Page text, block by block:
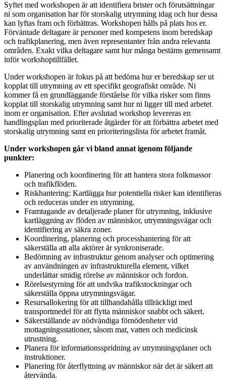
Syftet med workshopen är att identifiera brister och förutsättningar
ni som organisation har för storskalig utrymning idag och hur dessa
kan lyftas fram och förbättras. Workshopen hålls på plats hos er.
Förväntade deltagare är personer med kompetens inom beredskap
och trafikplanering, men även representanter från andra relevanta
områden. Exakt vilka deltagare samt hur många bestäms gemensamt
inför workshoptillfället.
Under workshopen är fokus på att bedöma hur er beredskap ser ut
kopplat till utrymning av ett specifikt geografiskt område. Ni
kommer få en grundläggande förståelse för vilka risker som finns
kopplat till storskalig utrymning samt hur ni ligger till med arbetet
inom er organisation. Efter avslutad workshop levereras en
handlingsplan med prioriterade åtgärder för att förbättra arbetet med
storskalig utrymning samt en prioriteringslista för arbetet framåt.
Under workshopen går vi bland annat igenom följande
punkter:
Planering och koordinering för att hantera stora folkmassor
och trafikflöden.
Riskhantering: Kartlägga hur potentiella risker kan identifieras
och reduceras under en utrymning.
Framtagande av detaljerade planer för utrymning, inklusive
kartläggning av flöden av människor, utrymningsvägar och
identifiering av säkra zoner.
Koordinering, planering och processhantering för att
säkerställa att alla aktörer är synkroniserade.
Bedömning av infrastruktur genom analyser och optimering
av användningen av infrastrukturella element, vilket
underlättar smidig rörelse av människor och fordon.
Rörelsestyrning för att undvika trafikstockningar och
säkerställa öppna utrymningsvägar.
Resursallokering för att tillhandahålla tillräckligt med
transportmedel för att flytta människor snabbt och säkert.
Säkerställande av nödvändiga förnödenheter vid
mottagningsstationer, såsom mat, vatten och medicinsk
utrustning.
Planera för informationsspridning av utrymningsplaner och
instruktioner.
Planering för återflyttning av människor när det är säkert att
återvända.